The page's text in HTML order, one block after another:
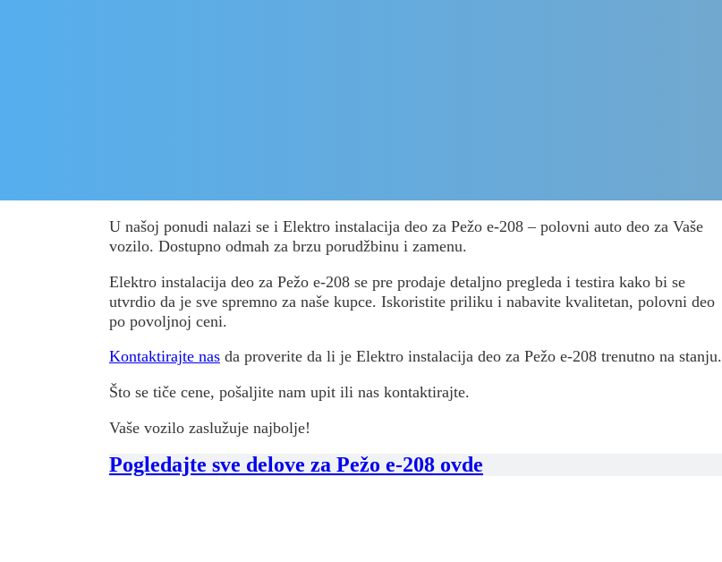
U našoj ponudi nalazi se i Elektro instalacija deo za Pežo e-208 – polovni auto deo za Vaše
vozilo. Dostupno odmah za brzu porudžbinu i zamenu.
Elektro instalacija deo za Pežo e-208 se pre prodaje detaljno pregleda i testira kako bi se
utvrdio da je sve spremno za naše kupce. Iskoristite priliku i nabavite kvalitetan, polovni deo
po povoljnoj ceni.
Kontaktirajte nas da proverite da li je Elektro instalacija deo za Pežo e-208 trenutno na stanju.
Što se tiče cene, pošaljite nam upit ili nas kontaktirajte.
Vaše vozilo zaslužuje najbolje!
Pogledajte sve delove za Pežo e-208 ovde